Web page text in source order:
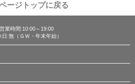
ージトップに戻る
営業時間:10:00～19:00
日:無（ＧＷ・年末年始）